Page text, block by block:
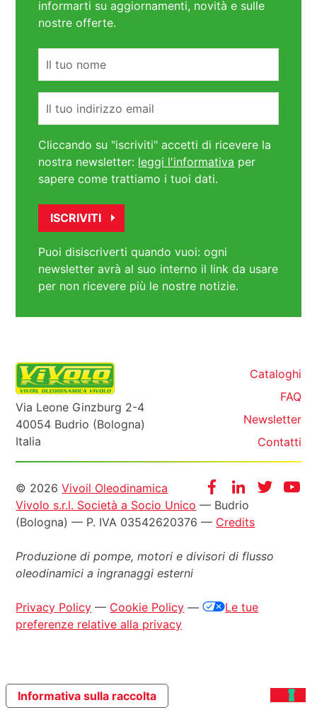
informarti su aggiornamenti, novità e sulle
nostre offerte.
Cliccando su "iscriviti" accetti di ricevere la
nostra newsletter: leggi l'informativa per
sapere come trattiamo i tuoi dati.
Puoi disiscriverti quando vuoi: ogni
newsletter avrà al suo interno il link da usare
per non ricevere più le nostre notizie.
Via Leone Ginzburg 2-4
40054 Budrio (Bologna)
Italia
Cataloghi
FAQ
Newsletter
Contatti
FacebookInstagram
Twitter
Informazioni
legali
© 2026Vivoil Oleodinamica
Vivolo s.r.l. Società a Socio Unico — Budrio
(Bologna) — P. IVA 03542620376 — Credits
Produzione di pompe, motori edivisori di flusso
oleodinamici a ingranaggi esterni
Privacy Policy — Cookie Policy —
Le tue
preferenze relative alla privacy
Informativa sulla raccolta